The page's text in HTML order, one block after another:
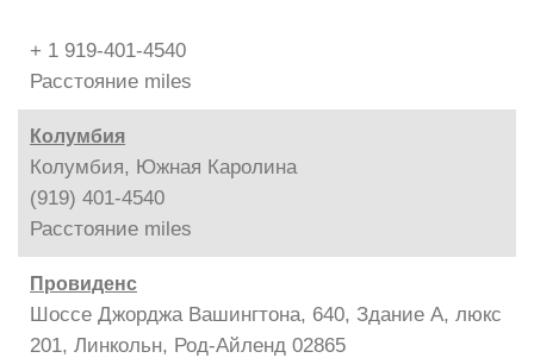
+ 1 919-401-4540
Расстояние miles
Колумбия
Колумбия, Южная Каролина
(919) 401-4540
Расстояние miles
Провиденс
Шоссе Джорджа Вашингтона, 640, Здание A, люкс
201, Линкольн, Род-Айленд 02865